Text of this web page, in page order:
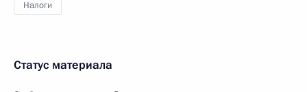
Налоги
Статус материала